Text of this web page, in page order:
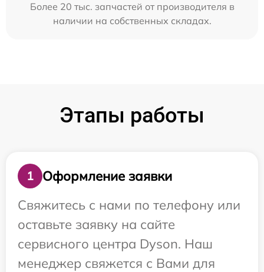
Более 20 тыс. запчастей от производителя в
наличии на собственных складах.
Этапы работы
1
Оформление заявки
Свяжитесь с нами по телефону или
оставьте заявку на сайте
сервисного центра Dyson. Наш
менеджер свяжется с Вами для